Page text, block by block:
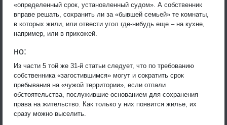
«определенный срок, установленный судом». А собственник
вправе решать, сохранить ли за «бывшей семьей» те комнаты,
в которых жили, или отвести угол где-нибудь еще – на кухне,
например, или в прихожей.
но:
Из части 5 той же 31-й статьи следует, что по требованию
собственника «загостившимся» могут и сократить срок
пребывания на «чужой территории», если отпали
обстоятельства, послужившие основанием для сохранения
права на жительство. Как только у них появится жилье, их
сразу можно выселить.